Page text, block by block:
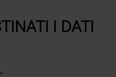
I DATI